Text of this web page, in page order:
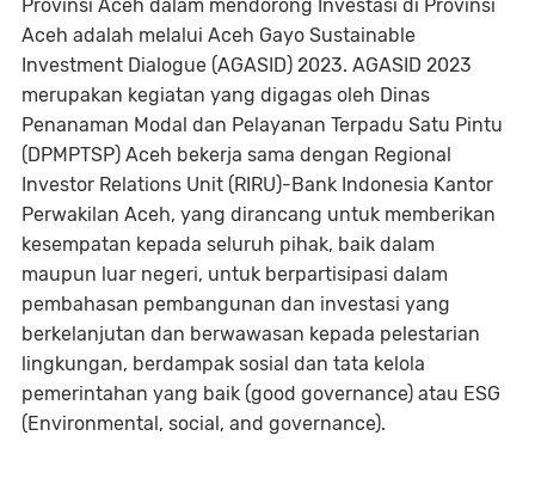
Provinsi Aceh dalam mendorong Investasi di Provinsi
Aceh adalah melalui Aceh Gayo Sustainable
Investment Dialogue (AGASID) 2023. AGASID 2023
merupakan kegiatan yang digagas oleh Dinas
Penanaman Modal dan Pelayanan Terpadu Satu Pintu
(DPMPTSP) Aceh bekerja sama dengan Regional
Investor Relations Unit (RIRU)-Bank Indonesia Kantor
Perwakilan Aceh, yang dirancang untuk memberikan
kesempatan kepada seluruh pihak, baik dalam
maupun luar negeri, untuk berpartisipasi dalam
pembahasan pembangunan dan investasi yang
berkelanjutan dan berwawasan kepada pelestarian
lingkungan, berdampak sosial dan tata kelola
pemerintahan yang baik (good governance) atau ESG
(Environmental, social, and governance).